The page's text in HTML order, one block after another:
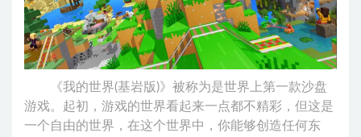
《我的世界(基岩版)》被称为是世界上第一款沙盘
游戏。起初，游戏的世界看起来一点都不精彩，但这是
一个自由的世界，在这个世界中，你能够创造任何东